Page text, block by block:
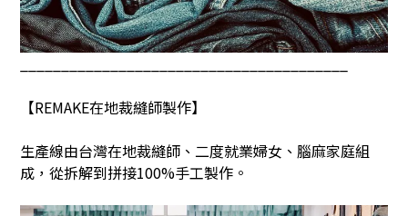
【REMAKE在地裁縫師製作】
生產線由台灣在地裁縫師、二度就業婦女、腦麻家庭組
成，從拆解到拼接100%手工製作。